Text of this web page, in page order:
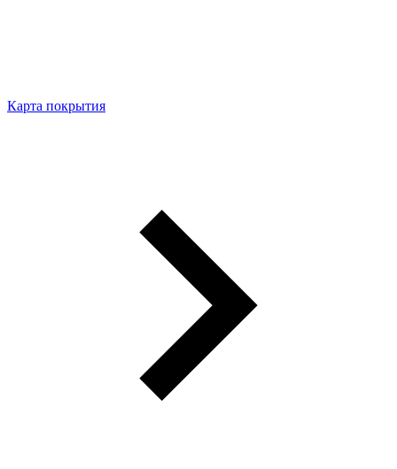
Карта покрытия